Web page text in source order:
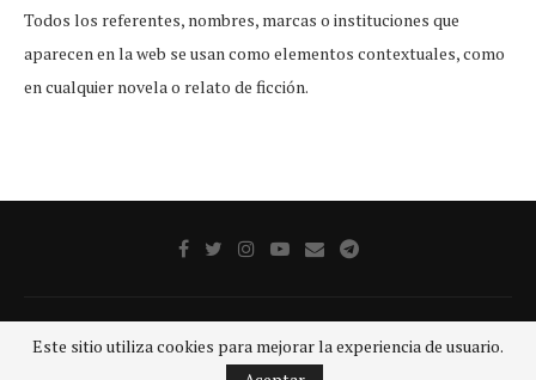
Todos los referentes, nombres, marcas o instituciones que
aparecen en la web se usan como elementos contextuales, como
en cualquier novela o relato de ficción.
@2020 - Todos los derechos reservados.
Este sitio utiliza cookies para mejorar la experiencia de usuario.